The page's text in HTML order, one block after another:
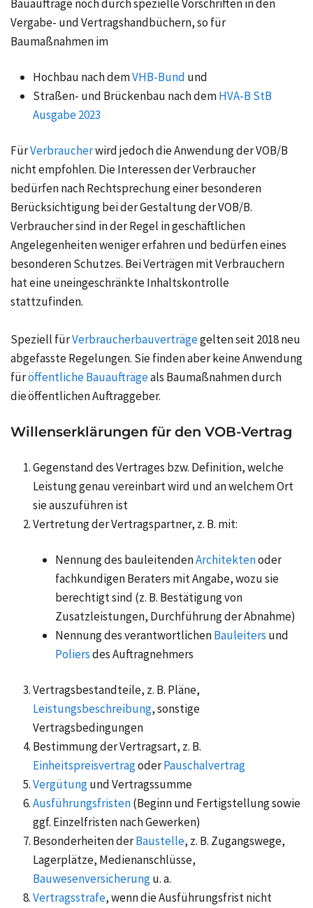
Bauaufträge noch durch spezielle Vorschriften in den
Vergabe- und Vertragshandbüchern, so für
Baumaßnahmen im
Hochbau nach demVHB-Bund und
Straßen- und Brückenbau nach demHVA-B StB
Ausgabe 2023
FürVerbraucherwird jedoch die Anwendung der VOB/B
nicht empfohlen. Die Interessen der Verbraucher
bedürfen nach Rechtsprechung einer besonderen
Berücksichtigung bei der Gestaltung der VOB/B.
Verbraucher sind in der Regel in geschäftlichen
Angelegenheiten weniger erfahren und bedürfen eines
besonderen Schutzes. Bei Verträgen mit Verbrauchern
hat eine uneingeschränkte Inhaltskontrolle
stattzufinden.
Speziell fürVerbraucherbauverträgegelten seit 2018 neu
abgefasste Regelungen. Sie finden aber keine Anwendung
füröffentliche Bauaufträgeals Baumaßnahmen durch
die öffentlichen Auftraggeber.
Willenserklärungen für den VOB-Vertrag
Gegenstand des Vertrages bzw. Definition, welche
Leistung genau vereinbart wird und an welchem Ort
sie auszuführen ist
Vertretung der Vertragspartner, z. B. mit:
Nennung des bauleitendenArchitektenoder
fachkundigen Beraters mit Angabe, wozu sie
berechtigt sind (z. B. Bestätigung von
Zusatzleistungen, Durchführung der Abnahme)
Nennung des verantwortlichenBauleiters und
Poliersdes Auftragnehmers
Vertragsbestandteile, z. B. Pläne,
Leistungsbeschreibung, sonstige
Vertragsbedingungen
Bestimmung der Vertragsart, z. B.
EinheitspreisvertragoderPauschalvertrag
Vergütungund Vertragssumme
Ausführungsfristen(Beginn und Fertigstellung sowie
ggf. Einzelfristen nach Gewerken)
Besonderheiten derBaustelle, z. B. Zugangswege,
Lagerplätze, Medienanschlüsse,
Bauwesenversicherungu. a.
Vertragsstrafe, wenn die Ausführungsfrist nicht